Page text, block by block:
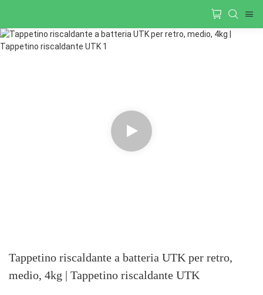
Tappetino riscaldante a batteria UTK per retro,
medio, 4kg | Tappetino riscaldante UTK